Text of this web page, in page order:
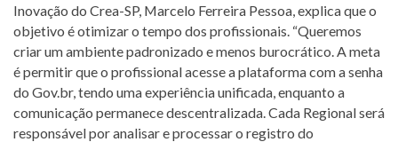
Inovação do Crea-SP, Marcelo Ferreira Pessoa, explica que o
objetivo é otimizar o tempo dos profissionais. “Queremos
criar um ambiente padronizado e menos burocrático. A meta
é permitir que o profissional acesse a plataforma com a senha
do Gov.br, tendo uma experiência unificada, enquanto a
comunicação permanece descentralizada. Cada Regional será
responsável por analisar e processar o registro do